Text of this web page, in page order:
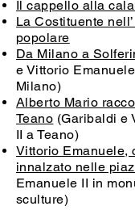
Il cappello alla
La Costituente
popolare
Da Milano a
e Vittorio
Milano)
Alberto Mario
Teano (Garibaldi e
II a Teano)
Vittorio Emanuele,
innalzato nelle
Emanuele II in
sculture)